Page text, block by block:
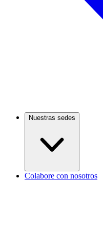
Nuestras sedes
Colabore con nosotros